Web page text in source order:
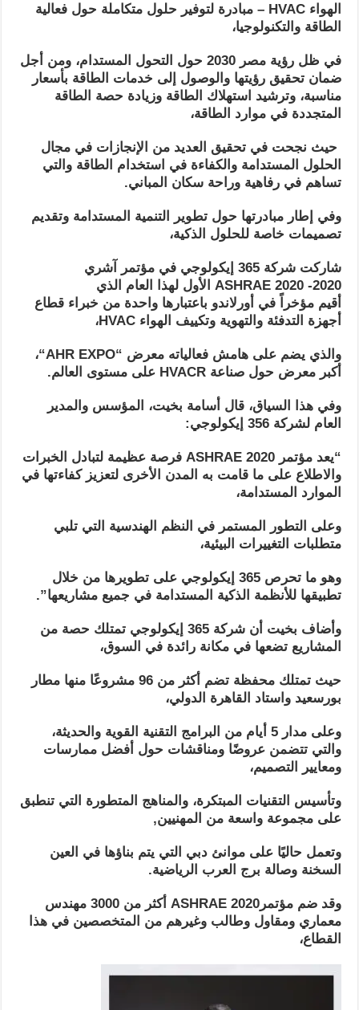
الهواء HVAC
– مبادرة لتوفير حلول متكاملة حول فعالية
الطاقة والتكنولوجيا،
في ظل رؤية مصر 2030 حول التحول المستدام، ومن أجل
ضمان تحقيق رؤيتها والوصول إلى خدمات الطاقة بأسعار
مناسبة، وترشيد استهلاك الطاقة وزيادة حصة الطاقة
المتجددة في موارد الطاقة،
حيثنجحت في تحقيق العديد من الإنجازات في مجال
الحلول المستدامة والكفاءة في استخدام الطاقة والتي
تساهم في رفاهية وراحة سكان المباني.
وفي إطار مبادرتها حول تطوير التنمية المستدامة وتقديم
تصميمات خاصة للحلول الذكية،
شاركت شركة 365 إيكولوجي في مؤتمر آشري
2020-
ASHRAE 2020
الأول لهذا العام الذي
أقيم مؤخراً في أورلاندو باعتبارها واحدة من خبراء قطاع
أجهزة التدفئة والتهوية وتكييف الهواء HVAC،
والذي يضم على هامش فعالياته معرض “AHR EXPO“،
أكبر معرض حول صناعةHVACR على مستوى العالم.
وفي هذا السياق، قال أسامة بخيت، المؤسس والمدير
العام لشركة 356
إيكولوجي:
“يعد مؤتمر ASHRAE 2020 فرصة عظيمة لتبادل الخبرات
والاطلاع على ما قامت به المدن الأخرى لتعزيز كفاءتها في
الموارد المستدامة،
وعلى التطور المستمر في النظم الهندسية التي تلبي
متطلبات التغييرات البيئية،
وهو ما تحرص 365 إيكولوجي على تطويرها من خلال
تطبيقها للأنظمة الذكية المستدامة في جميع مشاريعها”.
وأضاف بخيت أن شركة 365 إيكولوجي تمتلك حصة من
المشاريع تضعها في مكانة رائدة في السوق،
حيث تمتلك محفظة تضم أكثر من 96 مشروعًا منها مطار
بورسعيد واستاد القاهرة الدولي،
وعلى مدار 5 أيام من البرامج التقنية القوية والحديثة،
والتي تتضمن عروضًا ومناقشات حول أفضل ممارسات
ومعايير التصميم،
وتأسيس التقنيات المبتكرة، والمناهج المتطورة التي تنطبق
على مجموعة واسعة من المهنيين,
وتعمل حاليًا على موانئ دبي التي يتم بناؤها في العين
السخنة وصالة برج العرب الرياضية.
وقد ضم مؤتمر ASHRAE 2020
أكثر من 3000 مهندس
معماري ومقاول وطالب وغيرهم من المتخصصين في هذا
القطاع،